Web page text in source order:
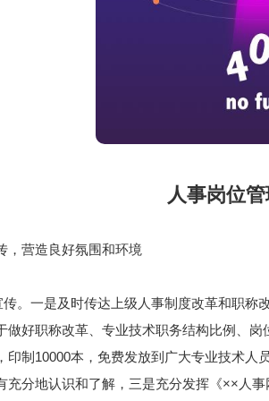
人事岗位
，营造良好氛围和环境
。一是及时传达上级人事制度改革和职
做好职称改革、专业技术职务结构比例、
印制10000本，免费发放到广大专业技术
充分地认识和了解，三是充分发挥《××人